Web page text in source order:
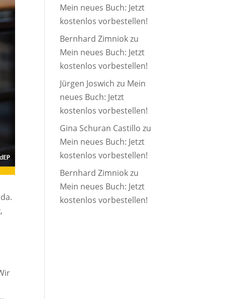
Mein neues Buch: Jetzt
kostenlos vorbestellen!
Bernhard Zimniokzu
Mein neues Buch: Jetzt
kostenlos vorbestellen!
Jürgen Joswich zu Mein
neues Buch: Jetzt
kostenlos vorbestellen!
Gina Schuran Castillo zu
Mein neues Buch: Jetzt
kostenlos vorbestellen!
Bernhard Zimniokzu
Mein neues Buch: Jetzt
kostenlos vorbestellen!